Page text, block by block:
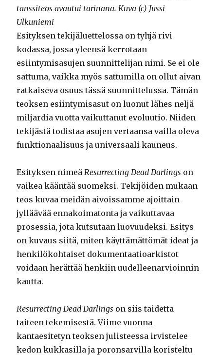
tanssiteos avautui tarinana. Kuva (c) Jussi
Ulkuniemi
Esityksen tekijäluettelossa on tyhjä rivi
kodassa, jossa yleensä kerrotaan
esiintymisasujen suunnittelijan nimi. Se ei ole
sattuma, vaikka myös sattumilla on ollut aivan
ratkaiseva osuus tässä suunnittelussa. Tämän
teoksen esiintymisasut on luonut lähes neljä
miljardia vuotta vaikuttanut evoluutio. Niiden
tekijästä todistaa asujen vertaansa vailla oleva
funktionaalisuus ja universaali kauneus.
Esityksen nimeäResurrecting Dead Darlings on
vaikea kääntää suomeksi. Tekijöiden mukaan
teos kuvaa meidän aivoissamme ajoittain
jylläävää ennakoimatonta ja vaikuttavaa
prosessia, jota kutsutaan luovuudeksi. Esitys
on kuvaus siitä, miten käyttämättömät ideat ja
henkilökohtaiset dokumentaatioarkistot
voidaan herättää henkiin uudelleenarvioinnin
kautta.
Resurrecting Dead Darlings on siis taidetta
taiteen tekemisestä. Viime vuonna
kantaesitetyn teoksen julisteessa irvistelee
kedon kukkasilla ja poronsarvilla koristeltu